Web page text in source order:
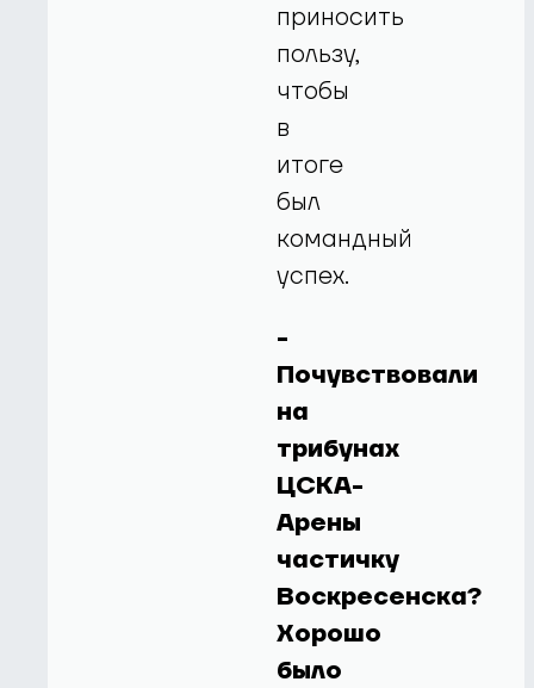
приносить
пользу,
чтобы
в
итоге
был
командный
успех.
-
Почувствовали
на
трибунах
ЦСКА-
Арены
частичку
Воскресенска?
Хорошо
было